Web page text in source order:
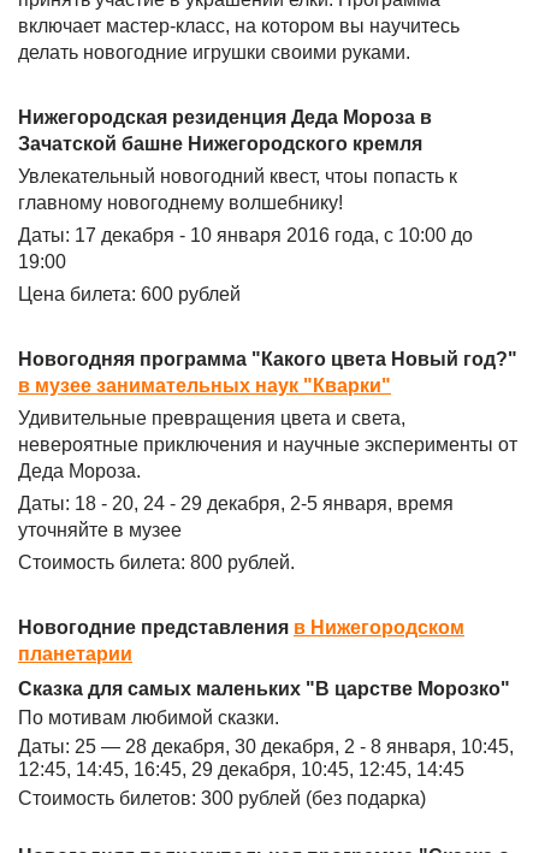
включает мастер-класс, на котором вы научитесь
делать новогодние игрушки своими руками.
Нижегородская резиденция Деда Мороза в
Зачатской башне Нижегородского кремля
Увлекательный новогодний квест, чтоы попасть к
главному новогоднему волшебнику!
Даты: 17 декабря - 10 января 2016 года, с 10:00 до
19:00
Цена билета: 600 рублей
Новогодняя программа "Какого цвета Новый год?"
в музее занимательных наук "Кварки"
Удивительные превращения цвета и света,
невероятные приключения и научные эксперименты от
Деда Мороза.
Даты: 18 - 20, 24 - 29 декабря, 2-5 января, время
уточняйте в музее
Стоимость билета: 800 рублей.
Новогодние представления в Нижегородском
планетарии
Сказка для самых маленьких "В царстве Морозко"
По мотивам любимой сказки.
Даты: 25 — 28 декабря, 30 декабря, 2 - 8 января, 10:45,
12:45, 14:45, 16:45, 29 декабря, 10:45, 12:45, 14:45
Стоимость билетов: 300 рублей (без подарка)